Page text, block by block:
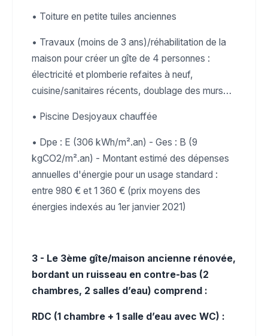
• Toiture en petite tuiles anciennes
• Travaux (moins de 3 ans)/réhabilitation de la
maison pour créer un gîte de 4 personnes :
électricité et plomberie refaites à neuf,
cuisine/sanitaires récents, doublage des murs…
• Piscine Desjoyaux chauffée
• Dpe : E (306 kWh/m².an) - Ges : B (9
kgCO2/m².an) - Montant estimé des dépenses
annuelles d'énergie pour un usage standard :
entre 980 € et 1 360 € (prix moyens des
énergies indexés au 1er janvier 2021)
3 - Le 3ème gîte/maison ancienne rénovée,
bordant un ruisseau en contre-bas (2
chambres, 2 salles d’eau) comprend :
RDC (1 chambre + 1 salle d’eau avec WC) :